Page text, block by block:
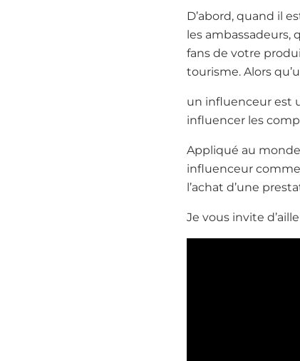
D’abord, quand il
les ambassadeurs,
fans de votre
tourisme. Alors
un influenceur est
influencer les
Appliqué au
influenceur
l’achat d’une
Je vous invite